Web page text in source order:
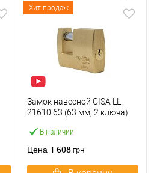
Хит продаж
В наличии
Замок навесной CISA LL
21610.63 (63 мм, 2 ключа)
Цена 1 608 грн.